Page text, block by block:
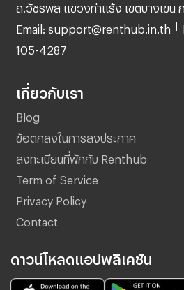
ถ.วัชรพล แขวงท่าแร้ง เขตบางเขน
Email: support@renthub.in.th
105-4287
เกี่ยวกับเรา
Blog
ข้อตกลงในการลงประกาศ
ลงทะเบียนที่พักกับ Renthub
Term of Service
Privacy Policy
Contact
ดาวน์โหลดแอปพลิเคชัน